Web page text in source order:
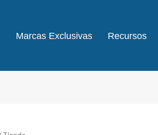
Marcas Exclusivas Recursos